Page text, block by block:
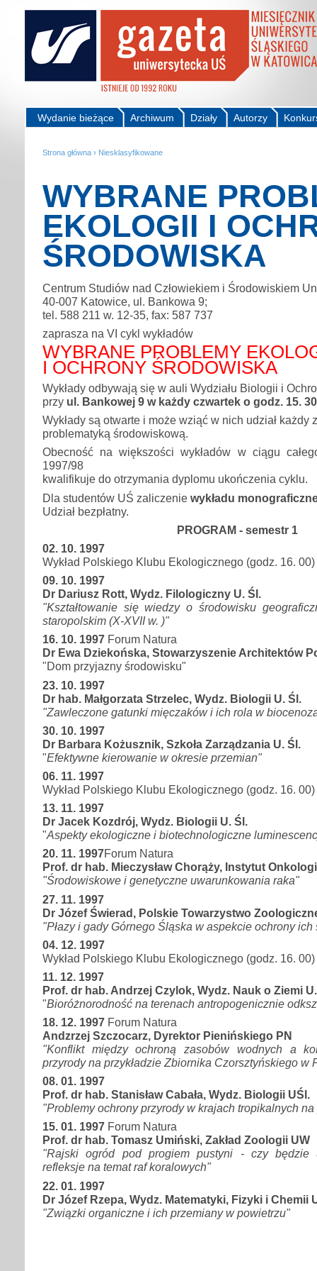
Autorzy
Działy
Archiwum
Wydanie bieżące
Strona główna › Niesklasyfikowane
WYBRANE
EKOLOGII I
ŚRODOWISKA
Centrum Studiów nad Człowiekiem i Środowiskiem
40-007 Katowice, ul. Bankowa 9;
tel. 588 211 w. 12-35, fax: 587 737
zaprasza na VI cykl wykładów
WYBRANE PROBLEMY
I OCHRONY ŚRODOWISKA
Wykłady odbywają się w auli Wydziału Biologii i
przy ul. Bankowej 9 w każdy czwartek o godz. 15.
Wykłady są otwarte i może wziąć w nich udział każdy
problematyką środowiskową.
Obecność na większości wykładów w ciągu
1997/98
kwalifikuje do otrzymania dyplomu ukończenia cyklu.
Dla studentów UŚ zaliczenie wykładu
Udział bezpłatny.
PROGRAM - semestr 1
02. 10. 1997
Wykład Polskiego Klubu Ekologicznego (godz. 16. 00)
09. 10. 1997
Dr Dariusz Rott, Wydz. Filologiczny U. Śl.
"Kształtowanie się wiedzy o środowisku
staropolskim (X-XVII w. )"
16. 10. 1997 Forum Natura
Dr Ewa Dziekońska, Stowarzyszenie Architektów
"Dom przyjazny środowisku"
23. 10. 1997
Dr hab. Małgorzata Strzelec, Wydz. Biologii U. Śl.
"Zawleczone gatunki mięczaków i ich rola w
30. 10. 1997
Dr Barbara Kożusznik, Szkoła Zarządzania U. Śl.
"Efektywne kierowanie w okresie przemian"
06. 11. 1997
Wykład Polskiego Klubu Ekologicznego (godz. 16. 00)
13. 11. 1997
Dr Jacek Kozdrój, Wydz. Biologii U. Śl.
"Aspekty ekologiczne i biotechnologiczne
20. 11. 1997Forum Natura
Prof. dr hab. Mieczysław Chorąży, Instytut
"Środowiskowe i genetyczne uwarunkowania raka"
27. 11. 1997
Dr Józef Świerad, Polskie Towarzystwo
"Płazy i gady Górnego Śląska w aspekcie ochrony
04. 12. 1997
Wykład Polskiego Klubu Ekologicznego (godz. 16. 00)
11. 12. 1997
Prof. dr hab. Andrzej Czylok, Wydz. Nauk o Ziemi
"Bioróżnorodność na terenach antropogenicznie
18. 12. 1997 Forum Natura
Andzrzej Szczocarz, Dyrektor Pienińskiego PN
"Konflikt między ochroną zasobów wodnych a
przyrody na przykładzie Zbiornika Czorsztyńskiego w
08. 01. 1997
Prof. dr hab. Stanisław Cabała, Wydz. Biologii UŚl.
"Problemy ochrony przyrody w krajach tropikalnych na
15. 01. 1997 Forum Natura
Prof. dr hab. Tomasz Umiński, Zakład Zoologii UW
"Rajski ogród pod progiem pustyni - czy będzie
refleksje na temat raf koralowych"
22. 01. 1997
Dr Józef Rzepa, Wydz. Matematyki, Fizyki i Chemii
"Związki organiczne i ich przemiany w powietrzu"